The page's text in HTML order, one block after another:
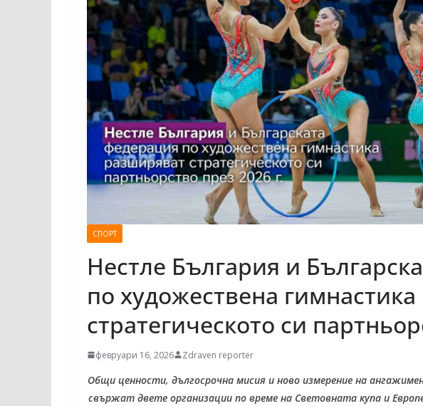
СПОРТ
Нестле България и
по художествена
стратегическото си
февруари 16, 2026 Zdraven reporter
Общи ценности, дългосрочна мисия и ново измерение на
свържат двете организации по време на Световната купа и